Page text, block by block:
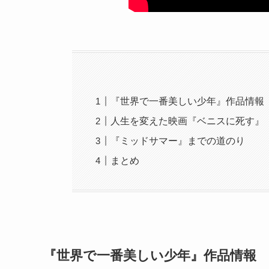
『世界で一番美しい少年』作品情報
人生を変えた映画『ベニスに死す』
『ミッドサマー』までの道のり
まとめ
『世界で一番美しい少年』作品情報